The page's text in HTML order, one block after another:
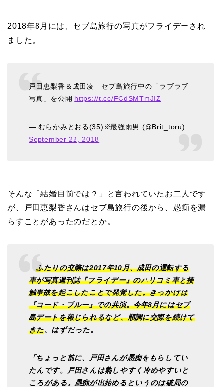
2018年8月には、セブ島旅行の写真がフライデーされ
ました。
戸田恵梨香＆成田凌 セブ島旅行中の「ラブラブ
写真」を公開 https://t.co/FCdSMTmJIZ
— むらかみとおる(35)※最強雨男 (@Brit_toru)
September 22, 2018
そんな「結婚目前では？」と言われていたお二人です
が、戸田恵梨香さんはセブ島旅行の後から、愚痴を漏
らすことがあったのだとか。
ふたりの交際は2017年10月、成田の運転する
車が写真週刊誌『フライデー』のハリコミ車と接
触事故を起こしたことで発覚した。きっかけは
『コード・ブルー』での共演。今年8月にはセブ
島デートを報じられるなど、順調に交際を続けて
きた、はずだった。
「ちょっと前に、戸田さんが愚痴をもらしてい
たんです。戸田さんは熱しやすく冷めやすいと
ころがある。愚痴が出始めるというのは破局の